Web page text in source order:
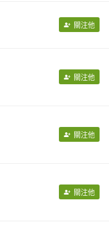
關注他
關注他
關注他
關注他